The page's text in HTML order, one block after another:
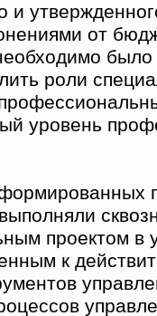
и
от
было
роли
уровень
проектом в
к